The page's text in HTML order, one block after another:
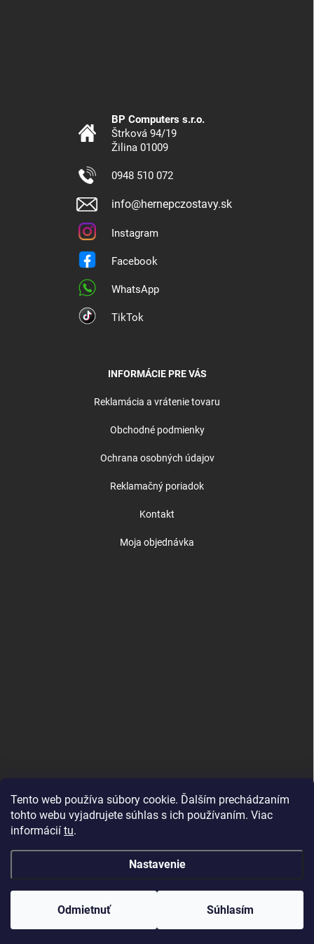
Tento web používa súbory cookie. Ďalším prechádzaním
tohto webu vyjadrujete súhlas s ich používaním. Viac
informácií tu.
Nastavenie
Odmietnuť Súhlasím
BP Computers s.r.o.
Štrková 94/19
Žilina 01009
0948 510 072
info@hernepczostavy.sk
Instagram
Facebook
WhatsApp
TikTok
INFORMÁCIE PRE VÁS
Reklamácia a vrátenie tovaru
Obchodné podmienky
Ochrana osobných údajov
Reklamačný poriadok
Kontakt
Moja objednávka
Good E-shops have logic. SALELOGICS
Vytvoril Shoptet
Copyright 2026 Herné PC Zostavy . Všetky práva vyhradené.